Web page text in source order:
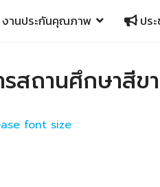
งานประกันคุณภาพ ปร
รสถานศึกษาสี
font size